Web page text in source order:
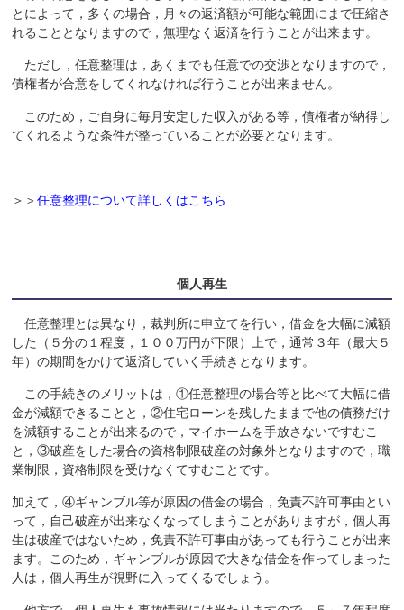
とによって，多くの場合，月々の返済額が可能な範囲にまで圧縮さ
れることとなりますので，無理なく返済を行うことが出来ます。
ただし，任意整理は，あくまでも任意での交渉となりますので，
債権者が合意をしてくれなければ行うことが出来ません。
このため，ご自身に毎月安定した収入がある等，債権者が納得し
てくれるような条件が整っていることが必要となります。
＞＞任意整理について詳しくはこちら
個人再生
任意整理とは異なり，裁判所に申立てを行い，借金を大幅に減額
した（５分の１程度，１００万円が下限）上で，通常３年（最大５
年）の期間をかけて返済していく手続きとなります。
この手続きのメリットは，①任意整理の場合等と比べて大幅に借
金が減額できることと，②住宅ローンを残したままで他の債務だけ
を減額することが出来るので，マイホームを手放さないですむこ
と，③破産をした場合の資格制限破産の対象外となりますので，職
業制限，資格制限を受けなくてすむことです。
加えて，④ギャンブル等が原因の借金の場合，免責不許可事由とい
って，自己破産が出来なくなってしまうことがありますが，個人再
生は破産ではないため，免責不許可事由があっても行うことが出来
ます。このため，ギャンブルが原因で大きな借金を作ってしまった
人は，個人再生が視野に入ってくるでしょう。